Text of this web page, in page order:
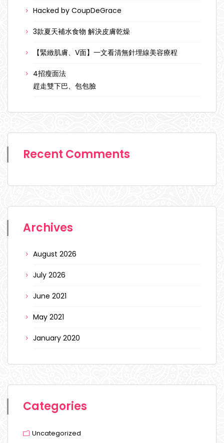
Hacked by CoupDeGrace
3款夏天補水食物 解決皮膚乾燥
【緊緻肌膚、V面】一文看清無針埋線美容療程
4招瘦面法
趕走雙下巴、包包臉
Recent Comments
Archives
August 2026
July 2026
June 2021
May 2021
January 2020
Categories
Uncategorized